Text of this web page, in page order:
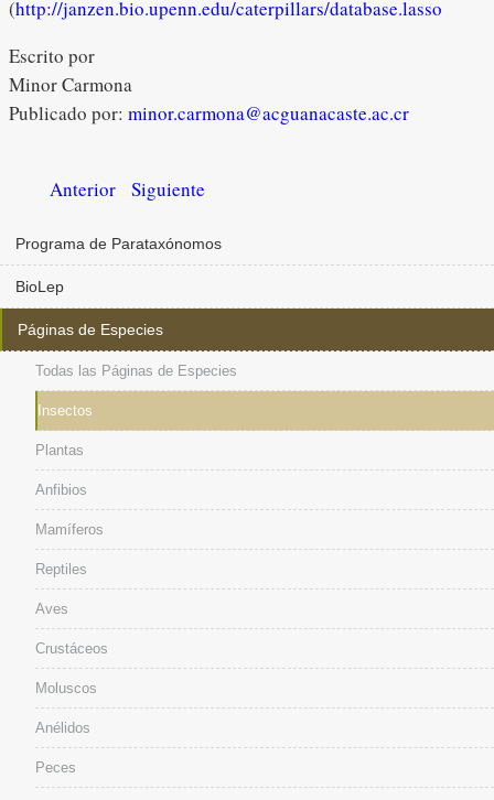
(http://janzen.bio.upenn.edu/caterpillars/database.lasso
Escrito por
Minor Carmona
Publicado por: minor.carmona@acguanacaste.ac.cr
Anterior Siguiente
Programa de Parataxónomos
BioLep
Páginas de Especies
Todas las Páginas de Especies
Insectos
Plantas
Anfibios
Mamíferos
Reptiles
Aves
Crustáceos
Moluscos
Anélidos
Peces